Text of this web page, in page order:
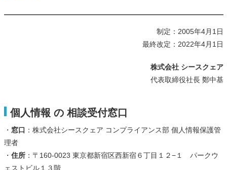
制定：2005年4月1日
最終改定：2022年4月1日
株式会社 シースクェア
代表取締役社長 鄭中基
個人情報 の 相談受付窓口
・ 窓口 ：株式会社シースクェア コンプライアンス部 個人情報保護管
理者
・ 住所：〒160-0023 東京都新宿区西新宿６丁目１２−１ パークウ
ェストビル１３階